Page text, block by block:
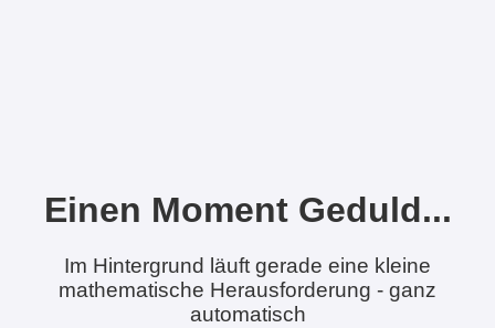
Einen Moment Geduld...
Im Hintergrund läuft gerade eine kleine
mathematische Herausforderung - ganz
automatisch